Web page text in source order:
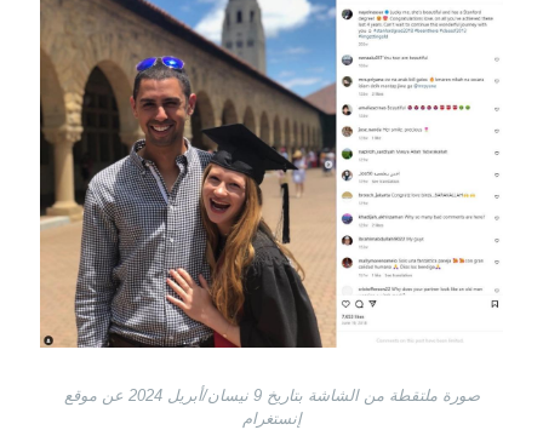
صورة ملتقطة من الشاشة بتاريخ 9 نيسان/أبريل 2024 عن موقع
إنستغرام